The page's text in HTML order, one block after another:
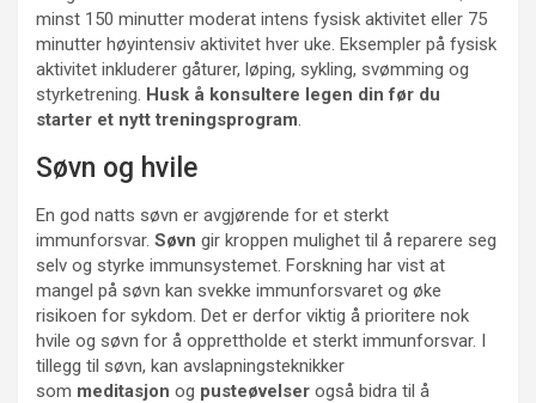
minst 150 minutter moderat intens fysisk aktivitet eller 75
minutter høyintensiv aktivitet hver uke. Eksempler på fysisk
aktivitet inkluderer gåturer, løping, sykling, svømming og
styrketrening. Husk å konsultere legen din før du
starter et nytt treningsprogram.
Søvn og hvile
En god natts søvn er avgjørende for et sterkt
immunforsvar. Søvn gir kroppen mulighet til å reparere seg
selv og styrke immunsystemet. Forskning har vist at
mangel på søvn kan svekke immunforsvaret og øke
risikoen for sykdom. Det er derfor viktig å prioritere nok
hvile og søvn for å opprettholde et sterkt immunforsvar. I
tillegg til søvn, kan avslapningsteknikker
som meditasjon og pusteøvelser også bidra til å